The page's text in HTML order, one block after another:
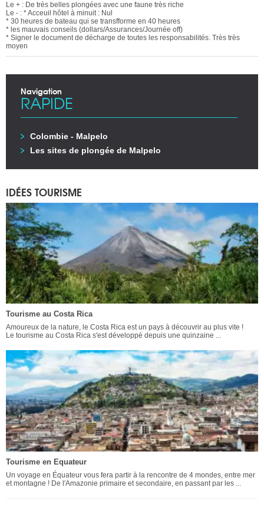
Le + : De très belles plongées avec une faune très riche
Le - : * Acceuil hôtel à minuit : Nul
* 30 heures de bateau qui se transfforme en 40 heures
* les mauvais conseils (dollars/Assurances/Journée off)
* Signer le document de décharge de toutes les responsabilités. Très très
moyen
Navigation
RAPIDE
Colombie - Malpelo
Les sites de plongée de Malpelo
IDÉES TOURISME
Tourisme au Costa Rica
Amoureux de la nature, le Costa Rica est un pays à découvrir au plus vite !
Le tourisme au Costa Rica s'est développé depuis une quinzaine ...
Tourisme en Equateur
Un voyage en Équateur vous fera partir à la rencontre de 4 mondes, entre mer
et montagne ! De l'Amazonie primaire et secondaire, en passant par les ...